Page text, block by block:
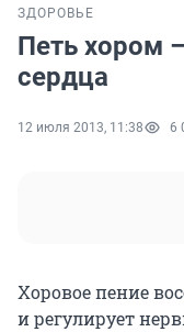
ЗДОРОВЬЕ
Петь хором
сердца
12 июля 2013, 11:38 6
Хоровое пение
и регулирует